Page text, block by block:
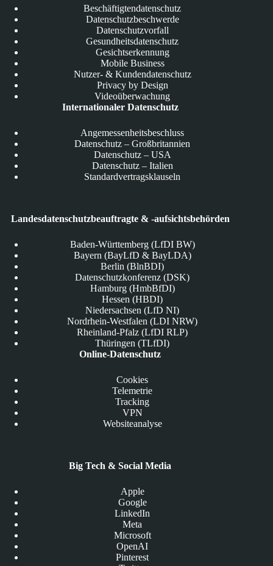
Beschäftigtendatenschutz
Datenschutzbeschwerde
Datenschutzvorfall
Gesundheitsdatenschutz
Gesichtserkennung
Mobile Business
Nutzer- & Kundendatenschutz
Privacy by Design
Videoüberwachung
Internationaler Datenschutz
Angemessenheitsbeschluss
Datenschutz – Großbritannien
Datenschutz – USA
Datenschutz – Italien
Standardvertragsklauseln
Landesdatenschutzbeauftragte & -aufsichtsbehörden
Baden-Württemberg (LfDI BW)
Bayern (BayLfD & BayLDA)
Berlin (BlnBDI)
Datenschutzkonferenz (DSK)
Hamburg (HmbBfDI)
Hessen (HBDI)
Niedersachsen (LfD NI)
Nordrhein-Westfalen (LDI NRW)
Rheinland-Pfalz (LfDI RLP)
Thüringen (TLfDI)
Online-Datenschutz
Cookies
Telemetrie
Tracking
VPN
Websiteanalyse
Big Tech & Social Media
Apple
Google
LinkedIn
Meta
Microsoft
OpenAI
Pinterest